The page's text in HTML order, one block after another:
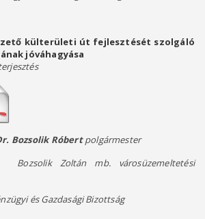
külterületi út fejlesztését szolgáló
jóváhagyása
Bozsolik Róbertpolgármester
Bozsolik Zoltán mb. városüzemeltetési
és Gazdasági Bizottság